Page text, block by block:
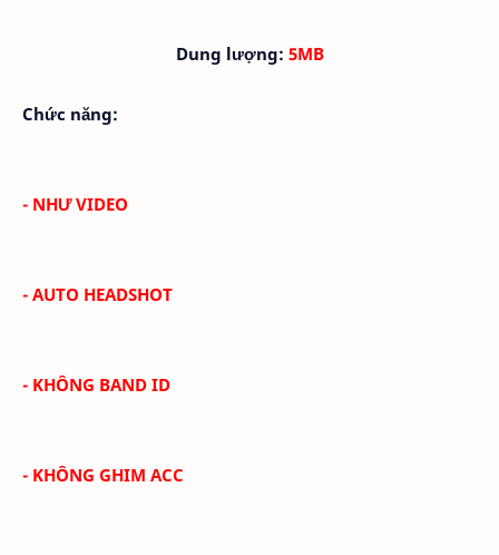
Dung lượng: 5MB
Chức năng:
- NHƯ VIDEO
- AUTO HEADSHOT
- KHÔNG BAND ID
- KHÔNG GHIM ACC